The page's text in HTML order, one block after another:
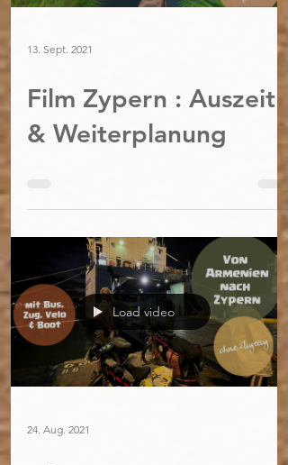
13. Sept. 2021
Film Zypern : Auszeit
& Weiterplanung
Load video
24. Aug. 2021